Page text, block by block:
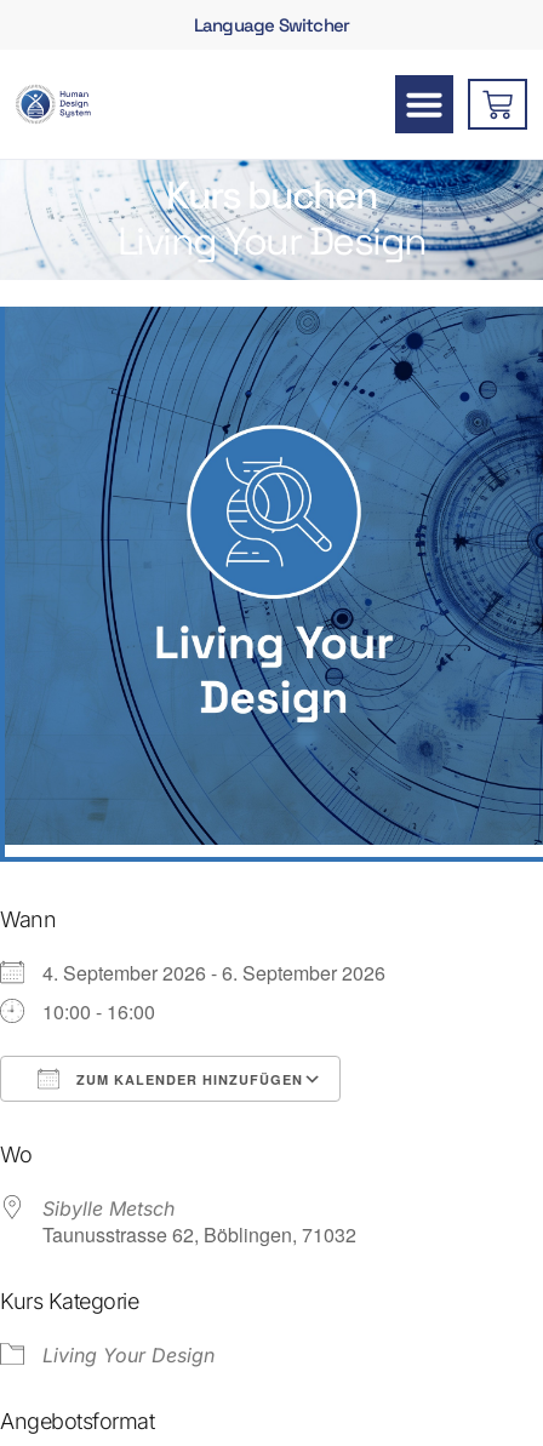
Language Switcher
Kurs buchen
Living Your Design
Wann
4. September 2026 - 6. September 2026
10:00 - 16:00
ZUM KALENDER HINZUFÜGEN
Wo
Sibylle Metsch
Taunusstrasse 62, Böblingen, 71032
Kurs Kategorie
Living Your Design
Angebotsformat